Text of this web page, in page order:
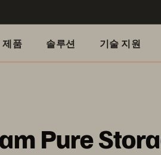
제품 솔루션 기술 지원
Pure